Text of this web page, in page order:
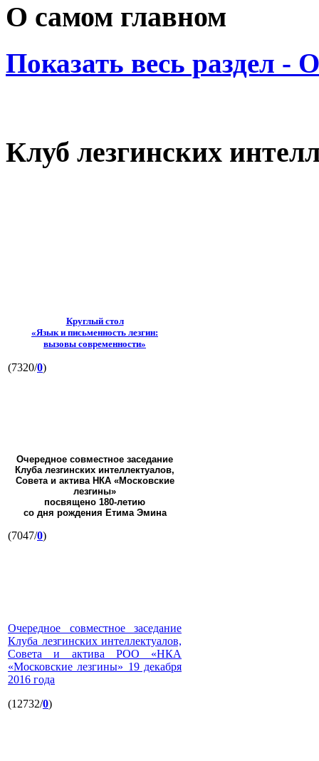
О самом главном
Показать весь раздел -
Клуб лезгинских
Круглый стол
«Язык и письменность лезгин:
вызовы современности»
(7320/0)
Очередное совместное заседание
Клуба лезгинских интеллектуалов,
Совета и актива НКА «Московские
лезгины»
посвящено 180-летию
со дня рождения Етима Эмина
(7047/0)
Очередное совместное заседание
Клуба лезгинских интеллектуалов,
Совета и актива РОО «НКА
«Московские лезгины» 19 декабря
2016 года
(12732/0)